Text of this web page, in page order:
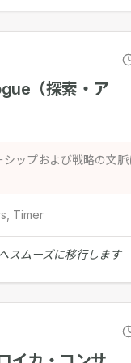
（探索・ア
シップおよび戦略の文脈
Timer
スムーズに移行します